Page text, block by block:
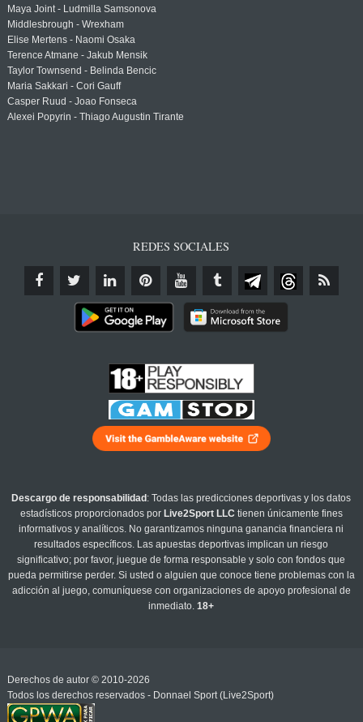
Maya Joint - Ludmilla Samsonova
Middlesbrough - Wrexham
Elise Mertens - Naomi Osaka
Terence Atmane - Jakub Mensik
Taylor Townsend - Belinda Bencic
Maria Sakkari - Cori Gauff
Casper Ruud - Joao Fonseca
Alexei Popyrin - Thiago Augustin Tirante
REDES SOCIALES
Descargo de responsabilidad : Todas las predicciones deportivas y los datos
estadísticos proporcionados por Live2Sport LLC tienen únicamente fines
informativos y analíticos. No garantizamos ninguna ganancia financiera ni
resultados específicos. Las apuestas deportivas implican un riesgo
significativo; por favor, juegue de forma responsable y solo con fondos que
pueda permitirse perder. Si usted o alguien que conoce tiene problemas con la
adicción al juego, comuníquese con organizaciones de apoyo profesional de
inmediato.18+
Derechos de autor © 2010-2026
Todos los derechos reservados - Donnael Sport (Live2Sport)